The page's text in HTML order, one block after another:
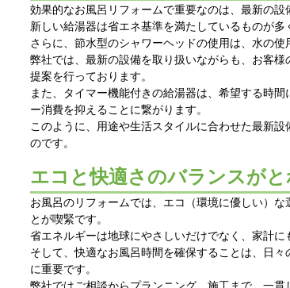
効果的なお風呂リフォームで重要なのは、最新の設
新しい給湯器は省エネ基準を満たしているものが多
さらに、節水型のシャワーヘッドの使用は、水の使
弊社では、最新の設備を取り扱いながらも、お客様
提案を行っております。
また、タイマー機能付きの給湯器は、希望する時
ー消費を抑えることに繋がります。
このように、用途や生活スタイルに合わせた最新
のです。
エコと快適さのバランスが
お風呂のリフォームでは、エコ（環境に優しい）
とが喫緊です。
省エネルギーは地球にやさしいだけでなく、家計に
そして、快適なお風呂時間を確保することは、日
に重要です。
弊社ではご相談からプランニング、施工まで、一貫